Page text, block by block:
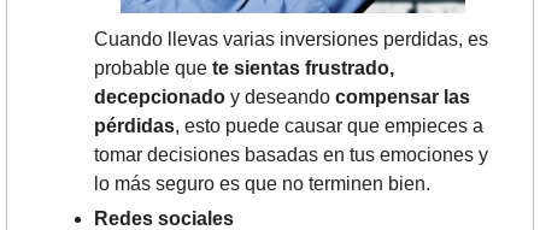
Cuando llevas varias inversiones perdidas, es
probable que te sientas frustrado,
decepcionado y deseando compensar las
pérdidas, esto puede causar que empieces a
tomar decisiones basadas en tus emociones y
lo más seguro es que no terminen bien.
Redes sociales